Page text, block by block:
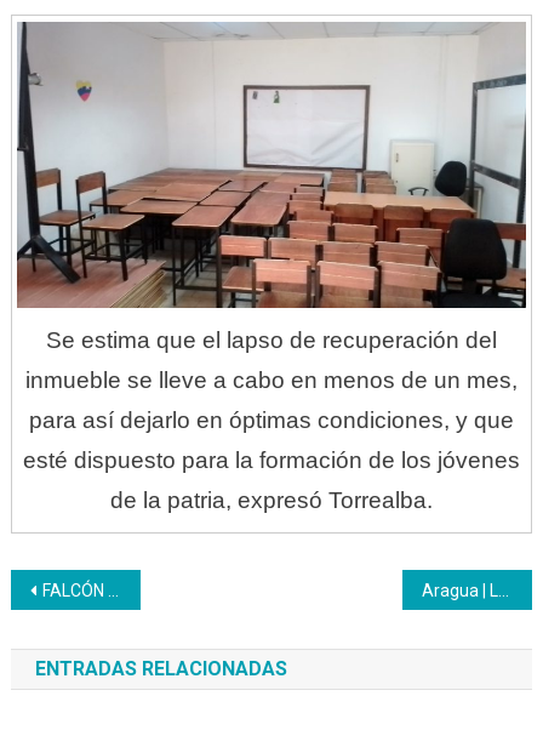
Se estima que el lapso de recuperación del
inmueble se lleve a cabo en menos de un mes,
para así dejarlo en óptimas condiciones, y que
esté dispuesto para la formación de los jóvenes
de la patria, expresó Torrealba.
Navegación
de
entradas
FALCÓN | Inces recordó aportes educativos del comandante Chávez
ENTRADAS RELACIONADAS